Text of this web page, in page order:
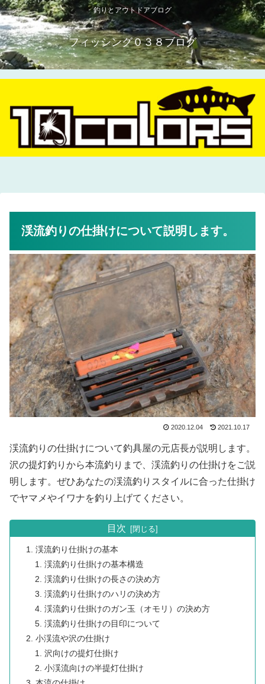
釣りとアウトドアブログ
フィッシング０３８ブログ
渓流釣りの仕掛けについて説明します。
2020.12.04 2021.10.17
渓流釣りの仕掛けについて釣具屋の元店長が説明します。
沢の提灯釣りから本流釣りまで、渓流釣りの仕掛けをご説
明します。ぜひあなたの渓流釣りスタイルに合った仕掛け
でヤマメやイワナを釣り上げてください。
目次
渓流釣り仕掛けの基本
渓流釣り仕掛けの基本構造
渓流釣り仕掛けの長さの決め方
渓流釣り仕掛けのハリの決め方
渓流釣り仕掛けのガン玉（オモリ）の決め方
渓流釣り仕掛けの目印について
小渓流や沢の仕掛け
沢向けの提灯仕掛け
小渓流向けの半提灯仕掛け